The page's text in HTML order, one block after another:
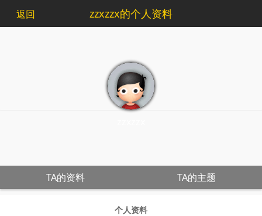
返回 zzxzzx的个人资料
TA的资料 TA的主题
个人资料